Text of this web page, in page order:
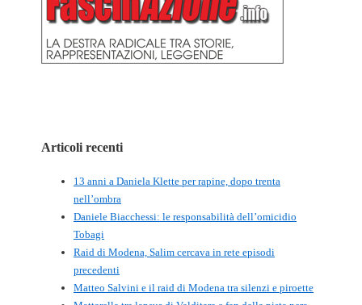
Articoli recenti
13 anni a Daniela Klette per rapine, dopo trenta
nell’ombra
Daniele Biacchessi: le responsabilità dell’omicidio
Tobagi
Raid di Modena, Salim cercava in rete episodi
precedenti
Matteo Salvini e il raid di Modena tra silenzi e piroette